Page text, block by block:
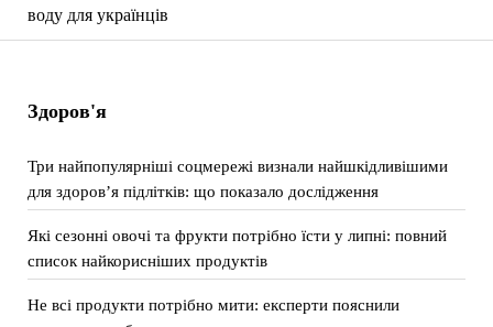
воду для українців
Здоров'я
Три найпопулярніші соцмережі визнали найшкідливішими
для здоров’я підлітків: що показало дослідження
Які сезонні овочі та фрукти потрібно їсти у липні: повний
список найкорисніших продуктів
Не всі продукти потрібно мити: експерти пояснили